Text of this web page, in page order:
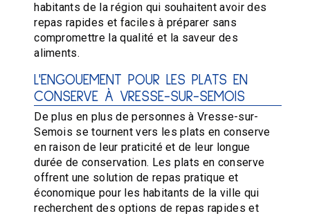
habitants de la région qui souhaitent avoir des
repas rapides et faciles à préparer sans
compromettre la qualité et la saveur des
aliments.
L'ENGOUEMENT POUR LES PLATS EN
CONSERVE À VRESSE-SUR-SEMOIS
De plus en plus de personnes à Vresse-sur-
Semois se tournent vers les plats en conserve
en raison de leur praticité et de leur longue
durée de conservation. Les plats en conserve
offrent une solution de repas pratique et
économique pour les habitants de la ville qui
recherchent des options de repas rapides et